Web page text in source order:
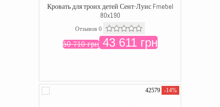
Кровать для троих детей Сент-Луис Fmebel
80x190
Отзывов 0
50 710 грн43 611 грн
42579 -14%